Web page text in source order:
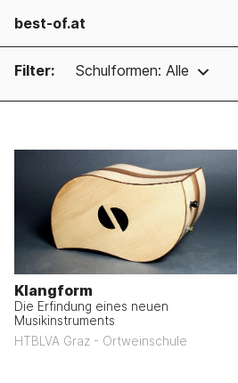
best-of.at
Filter: Schulformen: Alle
Klangform
Die Erfindung eines neuen
Musikinstruments
HTBLVA Graz - Ortweinschule